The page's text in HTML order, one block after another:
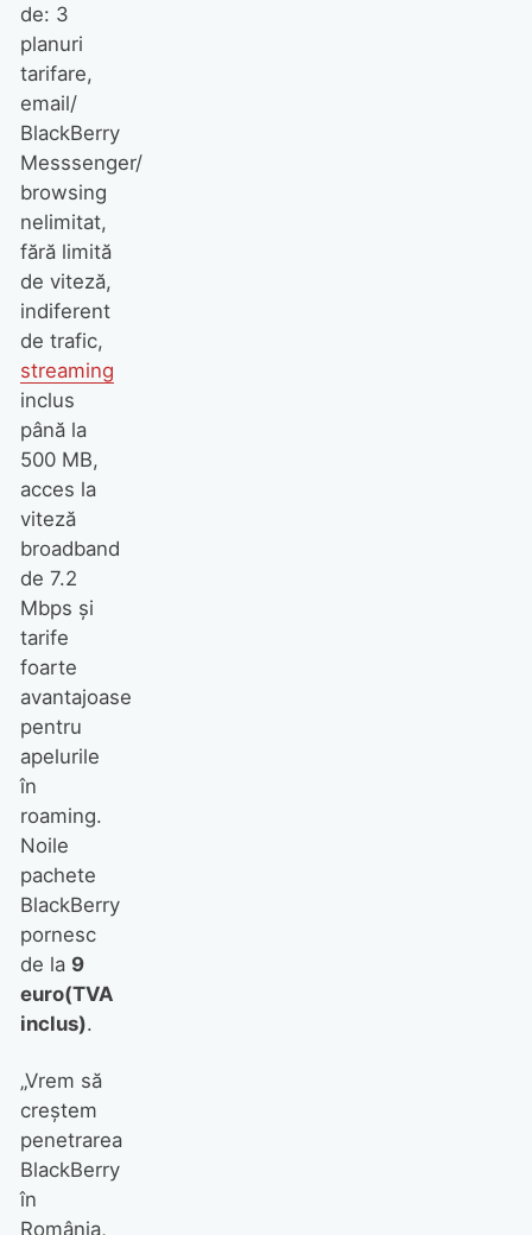
de: 3
planuri
tarifare,
email/
BlackBerry
Messsenger/
browsing
nelimitat,
fără limită
de viteză,
indiferent
de trafic,
streaming
inclus
până la
500 MB,
acces la
viteză
broadband
de 7.2
Mbps şi
tarife
foarte
avantajoase
pentru
apelurile
în
roaming.
Noile
pachete
BlackBerry
pornesc
de la 9
euro(TVA
inclus).
„Vrem să
creştem
penetrarea
BlackBerry
în
România,